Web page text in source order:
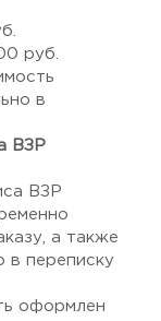
руб.
в
ВЗР
ВЗР
а также
в переписку
оформлен